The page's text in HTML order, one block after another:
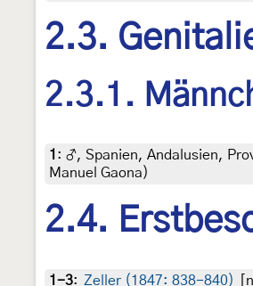
2.3.
2.3.1.
1 : ♂, Spanien, Andalusien,
Manuel Gaona)
2.4.
1-3: Zeller (1847: 838-840)